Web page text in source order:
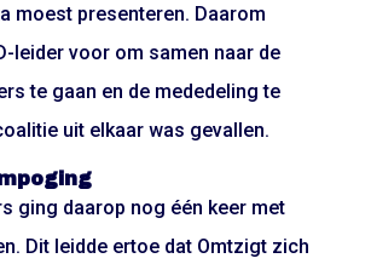
moest presenteren. Daarom
leider voor om samen naar de
te gaan en de mededeling te
uit elkaar was gevallen.
ging daarop nog één keer met
Dit leidde ertoe dat Omtzigt zich